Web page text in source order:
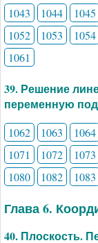
1043 1044 1045
1052
1053 1054
1061
39. Решение
переменную
1062 1063 1064
1071
1072 1073
1080
1082 1083
Глава 6.
40. Плоскость.